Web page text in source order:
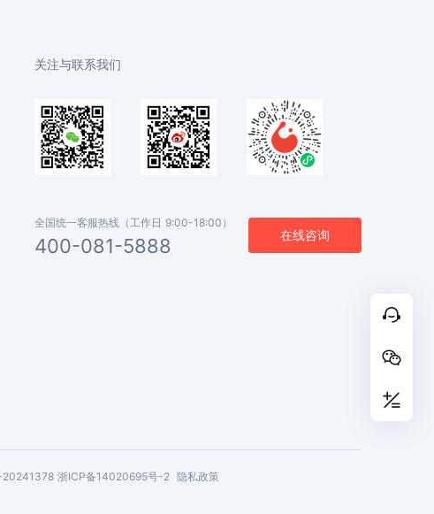



关注与联系我们
全国统一客服热线（工作日 9:00-18:00）
400-081-5888 在线咨询
20241378 浙ICP备14020695号-2 隐私政策